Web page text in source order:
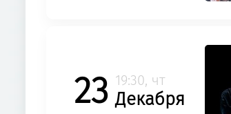
23 19:30, чт
Декабря